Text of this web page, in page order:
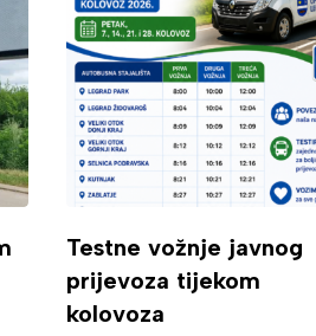
Testne vožnje javnog
prijevoza tijekom
kolovoza